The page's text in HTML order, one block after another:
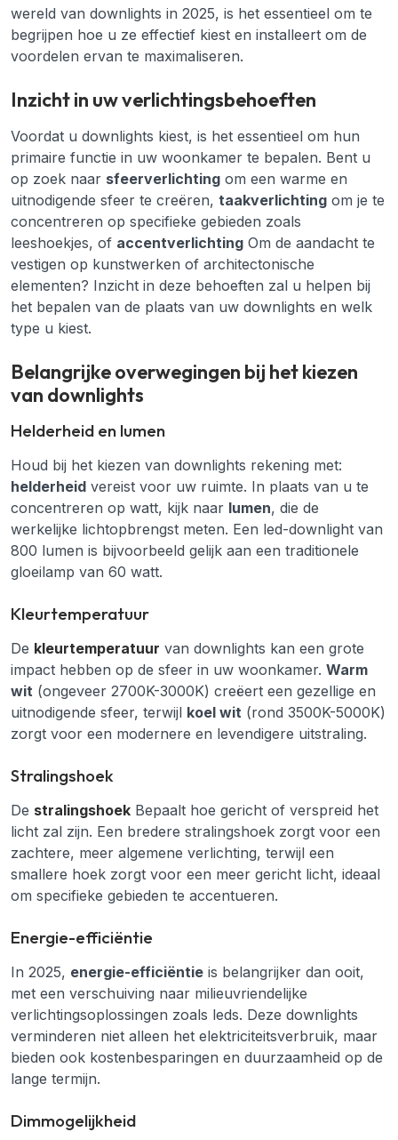
wereld van downlights in 2025, is het essentieel om te
begrijpen hoe u ze effectief kiest en installeert om de
voordelen ervan te maximaliseren.
Inzicht in uw verlichtingsbehoeften
Voordat u downlights kiest, is het essentieel om hun
primaire functie in uw woonkamer te bepalen. Bent u
op zoek naar sfeerverlichting om een warme en
uitnodigende sfeer te creëren, taakverlichting om je te
concentreren op specifieke gebieden zoals
leeshoekjes, of accentverlichting Om de aandacht te
vestigen op kunstwerken of architectonische
elementen? Inzicht in deze behoeften zal u helpen bij
het bepalen van de plaats van uw downlights en welk
type u kiest.
Belangrijke overwegingen bij het kiezen
van downlights
Helderheid en lumen
Houd bij het kiezen van downlights rekening met:
helderheid vereist voor uw ruimte. In plaats van u te
concentreren op watt, kijk naar lumen, die de
werkelijke lichtopbrengst meten. Een led-downlight van
800 lumen is bijvoorbeeld gelijk aan een traditionele
gloeilamp van 60 watt.
Kleurtemperatuur
De kleurtemperatuur van downlights kan een grote
impact hebben op de sfeer in uw woonkamer. Warm
wit (ongeveer 2700K-3000K) creëert een gezellige en
uitnodigende sfeer, terwijl koel wit (rond 3500K-5000K)
zorgt voor een modernere en levendigere uitstraling.
Stralingshoek
De stralingshoek Bepaalt hoe gericht of verspreid het
licht zal zijn. Een bredere stralingshoek zorgt voor een
zachtere, meer algemene verlichting, terwijl een
smallere hoek zorgt voor een meer gericht licht, ideaal
om specifieke gebieden te accentueren.
Energie-efficiëntie
In 2025, energie-efficiëntie is belangrijker dan ooit,
met een verschuiving naar milieuvriendelijke
verlichtingsoplossingen zoals leds. Deze downlights
verminderen niet alleen het elektriciteitsverbruik, maar
bieden ook kostenbesparingen en duurzaamheid op de
lange termijn.
Dimmogelijkheid